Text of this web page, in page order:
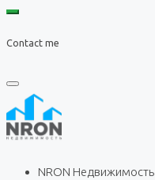
Contact me
NRON Недвижимость